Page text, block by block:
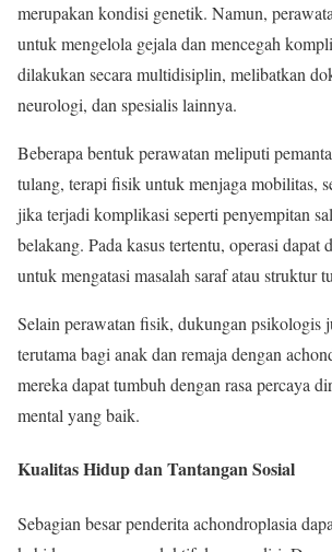
merupakan kondisi genetik. Namun,
untuk mengelola gejala dan mencegah
dilakukan secara multidisiplin, melibatkan
neurologi, dan spesialis lainnya.
Beberapa bentuk perawatan meliputi
tulang, terapi fisik untuk menjaga mobilitas,
jika terjadi komplikasi seperti penyempitan
belakang. Pada kasus tertentu, operasi dapat
untuk mengatasi masalah saraf atau struktur
Selain perawatan fisik, dukungan psikologis
terutama bagi anak dan remaja dengan
mereka dapat tumbuh dengan rasa percaya
mental yang baik.
Kualitas Hidup dan Tantangan Sosial
Sebagian besar penderita achondroplasia